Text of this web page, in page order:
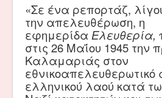
«Σε ένα ρεπορτάζ,
την απελευθέρωση, η
εφημερίδα Ελευθερία,
στις 26 Μαΐου 1945 την
Καλαμαριάς στον
ελληνικού λαού κατά